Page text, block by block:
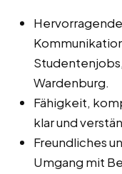
Wardenburg.
Fähigkeit,
klar und
Freundliches
Umgang mit